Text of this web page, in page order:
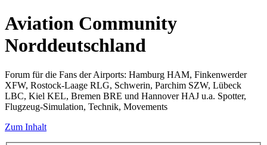
Aviation Community
Norddeutschland
Forum für die Fans der Airports: Hamburg HAM, Finkenwerder
XFW, Rostock-Laage RLG, Schwerin, Parchim SZW, Lübeck
LBC, Kiel KEL, Bremen BRE und Hannover HAJ u.a. Spotter,
Flugzeug-Simulation, Technik, Movements
Zum Inhalt